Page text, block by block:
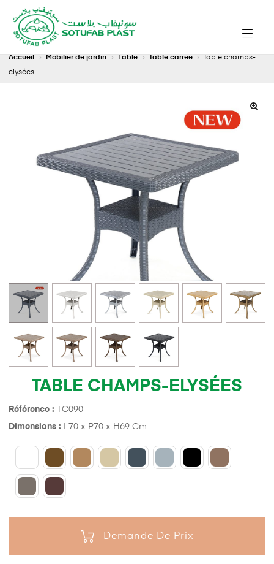
Accueil Mobilier de jardin Table table carrée
table champs-
elysées
TABLE CHAMPS-ELYSÉES
Référence : TC090
Dimensions : L70 x P70 x H69 Cm
Demande De Prix